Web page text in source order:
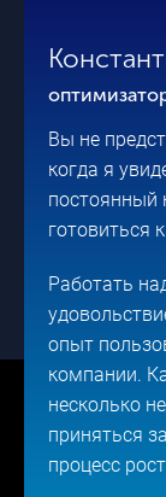
Вы не
когда я
постоянный
готовиться
Работать
опыт
компании.
несколько
приняться
процесс